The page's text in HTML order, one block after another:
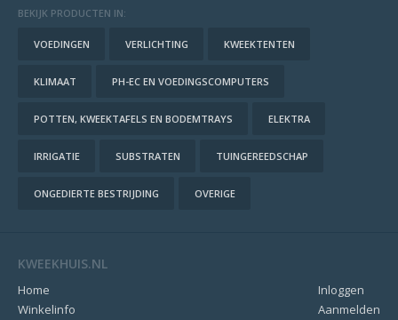
BEKIJK PRODUCTEN IN:
VOEDINGEN VERLICHTING KWEEKTENTEN
KLIMAAT PH-EC EN VOEDINGSCOMPUTERS
POTTEN, KWEEKTAFELS EN BODEMTRAYS ELEKTRA
IRRIGATIE SUBSTRATEN TUINGEREEDSCHAP
ONGEDIERTE BESTRIJDING OVERIGE
KWEEKHUIS.NL
Inloggen
Aanmelden
Home
Winkelinfo